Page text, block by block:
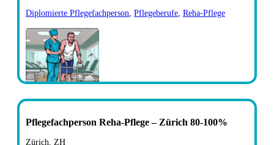
Diplomierte Pflegefachperson Pflegeberufe Reha-Pflege
Pflegefachperson Reha-Pflege – Zürich 80-100%
Zürich, ZH